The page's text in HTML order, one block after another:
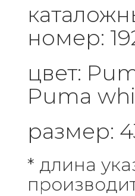
номер:
цвет:
Puma
размер:
* длина